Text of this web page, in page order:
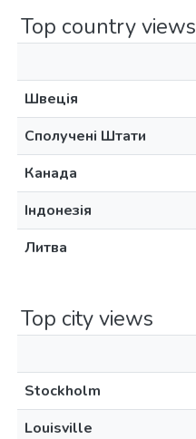
Top country views
Швеція
Сполучені Штати
Канада
Індонезія
Литва
Top city views
Stockholm
Louisville